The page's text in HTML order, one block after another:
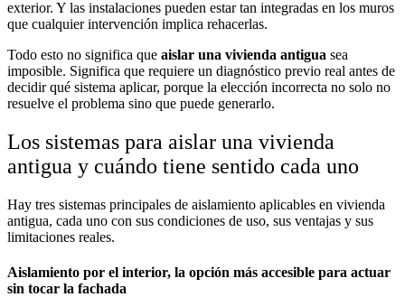
exterior. Y las instalaciones pueden estar tan integradas en los muros
que cualquier intervención implica rehacerlas.
Todo esto no significa que aislar una vivienda antigua sea
imposible. Significa que requiere un diagnóstico previo real antes de
decidir qué sistema aplicar, porque la elección incorrecta no solo no
resuelve el problema sino que puede generarlo.
Los sistemas para aislar una vivienda
antigua y cuándo tiene sentido cada uno
Hay tres sistemas principales de aislamiento aplicables en vivienda
antigua, cada uno con sus condiciones de uso, sus ventajas y sus
limitaciones reales.
Aislamiento por el interior, la opción más accesible para actuar
sin tocar la fachada